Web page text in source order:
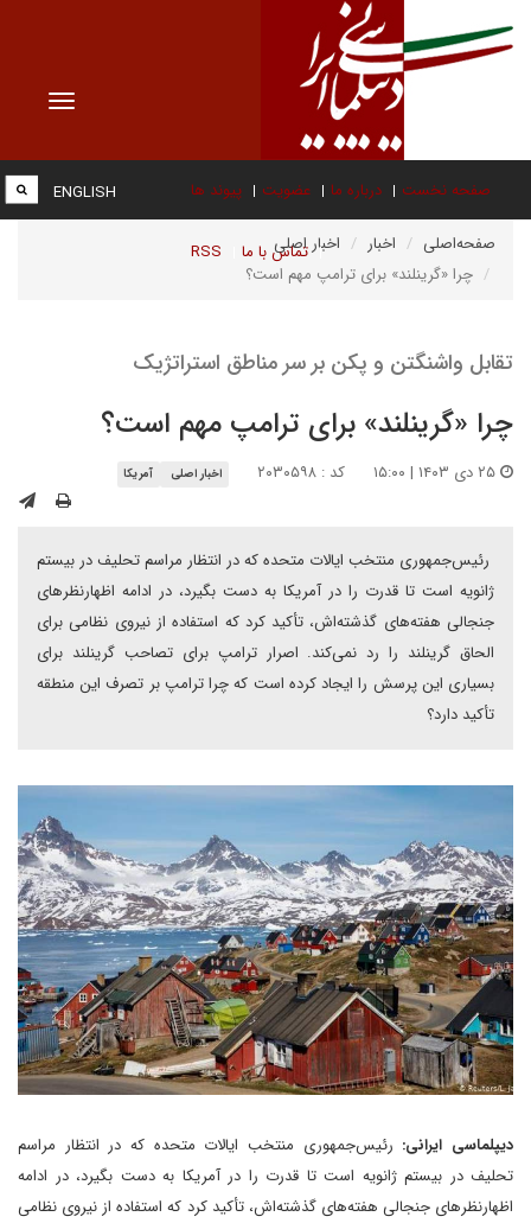
Toggle
صفحه نخست درباره ما عضویت پیوند ها
تماس با ما RSS
ENGLISH
صفحه‌اصلی اخبار
اخبار اصلی
چرا «گرینلند» برای ترامپ مهم است؟
تقابل واشنگتن و پکن بر سر مناطق استراتژیک
چرا «گرینلند» برای ترامپ مهم است؟
کد : ۲۰۳۰۵۹۸ اخبار اصلی آمریکا
رئیس‌جمهوری منتخب ایالات متحده‌ که در انتظار مراسم تحلیف در بیستم
ژانویه است تا قدرت را در آمریکا به دست بگیرد، در ادامه اظهارنظرهای
جنجالی هفته‌های گذشته‌اش، تأکید کرد که استفاده از نیروی نظامی برای
الحاق گرینلند را رد نمی‌کند. اصرار ترامپ برای تصاحب گرینلند برای
بسیاری این پرسش‌ را ایجاد کرده است که چرا ترامپ بر تصرف این منطقه
تأکید دارد؟
دیپلماسی ایرانی: رئیس‌جمهوری منتخب ایالات متحده‌ که در انتظار مراسم
تحلیف در بیستم ژانویه است تا قدرت را در آمریکا به دست بگیرد، در ادامه
اظهارنظرهای جنجالی هفته‌های گذشته‌اش، تأکید کرد که استفاده از نیروی نظامی